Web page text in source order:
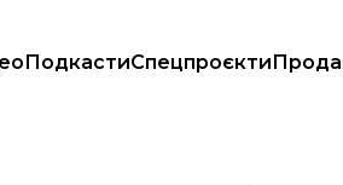
ПодкастиСпецпроєкти
— штаб